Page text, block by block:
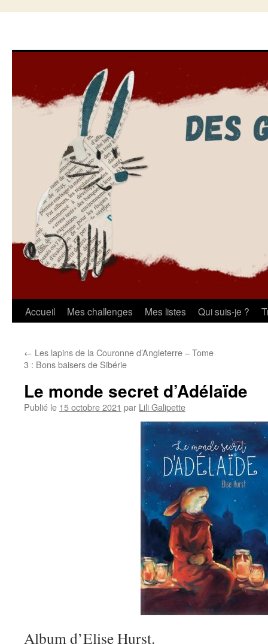
Aller
contenu
Accueil Mes challenges Mes listes Qui suis-je ?
← Les lapins de la Couronne d’Angleterre – Tome
3 : Bons baisers de Sibérie
Le monde secret d’Adélaïde
Publié le 15 octobre 2021 par Lili Galipette
Album d’Elise Hurst.